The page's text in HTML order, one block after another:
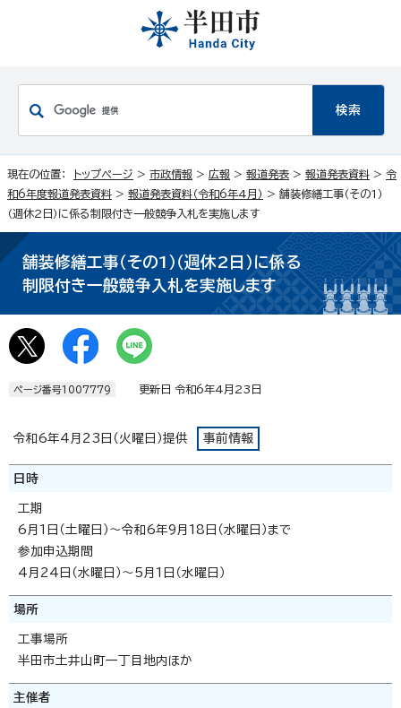
現在の位置： トップページ > 市政情報 > 広報 > 報道発表 > 報道発表資料 > 令
和6年度報道発表資料 > 報道発表資料（令和6年4月） > 舗装修繕工事（その1）
（週休2日）に係る制限付き一般競争入札を実施します
舗装修繕工事（その1）（週休2日）に係る
制限付き一般競争入札を実施します
ページ番号1007779 更新日 令和6年4月23日
令和6年4月23日（火曜日）提供 事前情報
日時
工期
6月1日（土曜日）～令和6年9月18日（水曜日）まで
参加申込期間
4月24日（水曜日）～5月1日（水曜日）
場所
工事場所
半田市土井山町一丁目地内ほか
主催者